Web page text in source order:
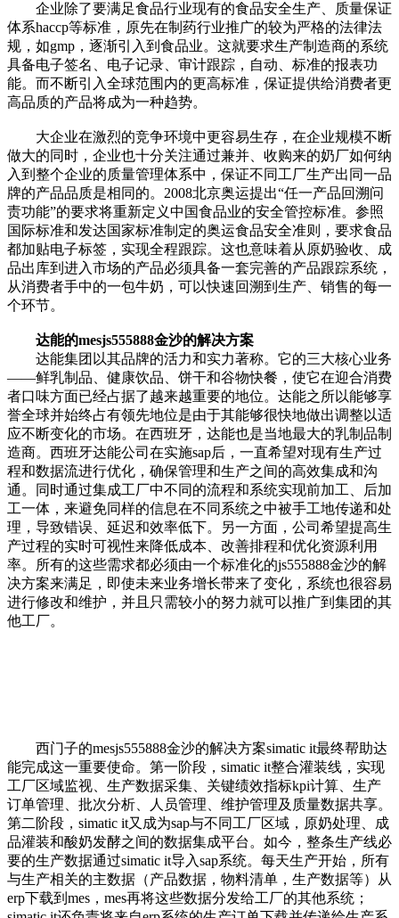
企业除了要满足食品行业现有的食品安全生产、质量保证
体系haccp等标准，原先在制药行业推广的较为严格的法律法
规，如gmp，逐渐引入到食品业。这就要求生产制造商的系统
具备电子签名、电子记录、审计跟踪，自动、标准的报表功
能。而不断引入全球范围内的更高标准，保证提供给消费者更
高品质的产品将成为一种趋势。
大企业在激烈的竞争环境中更容易生存，在企业规模不断
做大的同时，企业也十分关注通过兼并、收购来的奶厂如何纳
入到整个企业的质量管理体系中，保证不同工厂生产出同一品
牌的产品品质是相同的。2008北京奥运提出“任一产品回溯问
责功能”的要求将重新定义中国食品业的安全管控标准。参照
国际标准和发达国家标准制定的奥运食品安全准则，要求食品
都加贴电子标签，实现全程跟踪。这也意味着从原奶验收、成
品出库到进入市场的产品必须具备一套完善的产品跟踪系统，
从消费者手中的一包牛奶，可以快速回溯到生产、销售的每一
个环节。
达能的mesjs555888金沙的解决方案
达能集团以其品牌的活力和实力著称。它的三大核心业务
——鲜乳制品、健康饮品、饼干和谷物快餐，使它在迎合消费
者口味方面已经占据了越来越重要的地位。达能之所以能够享
誉全球并始终占有领先地位是由于其能够很快地做出调整以适
应不断变化的市场。在西班牙，达能也是当地最大的乳制品制
造商。西班牙达能公司在实施sap后，一直希望对现有生产过
程和数据流进行优化，确保管理和生产之间的高效集成和沟
通。同时通过集成工厂中不同的流程和系统实现前加工、后加
工一体，来避免同样的信息在不同系统之中被手工地传递和处
理，导致错误、延迟和效率低下。另一方面，公司希望提高生
产过程的实时可视性来降低成本、改善排程和优化资源利用
率。所有的这些需求都必须由一个标准化的js555888金沙的解
决方案来满足，即使未来业务增长带来了变化，系统也很容易
进行修改和维护，并且只需较小的努力就可以推广到集团的其
他工厂。
西门子的mesjs555888金沙的解决方案simatic it最终帮助达
能完成这一重要使命。第一阶段，simatic it整合灌装线，实现
工厂区域监视、生产数据采集、关键绩效指标kpi计算、生产
订单管理、批次分析、人员管理、维护管理及质量数据共享。
第二阶段，simatic it又成为sap与不同工厂区域，原奶处理、成
品灌装和酸奶发酵之间的数据集成平台。如今，整条生产线必
要的生产数据通过simatic it导入sap系统。每天生产开始，所有
与生产相关的主数据（产品数据，物料清单，生产数据等）从
erp下载到mes，mes再将这些数据分发给工厂的其他系统；